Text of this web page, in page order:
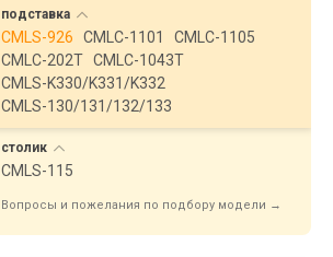
подставка
CMLS-926 CMLC-1101
CMLC-1105
CMLC-202T CMLC-1043T
CMLS-K330/K331/K332
CMLS-130/131/132/133
столик
CMLS-115
Вопросы и пожелания по подбору модели →